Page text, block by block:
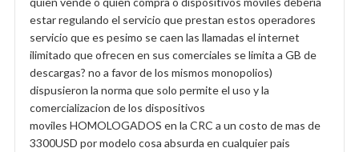
estar regulando el servicio que prestan estos operadores
servicio que es pesimo se caen las llamadas el internet
ilimitado que ofrecen en sus comerciales se limita a GB de
descargas? no a favor de los mismos monopolios)
dispusieron la norma que solo permite el uso y la
comercializacion de los dispositivos
moviles HOMOLOGADOS en la CRC a un costo de mas de
3300USD por modelo cosa absurda en cualquier pais